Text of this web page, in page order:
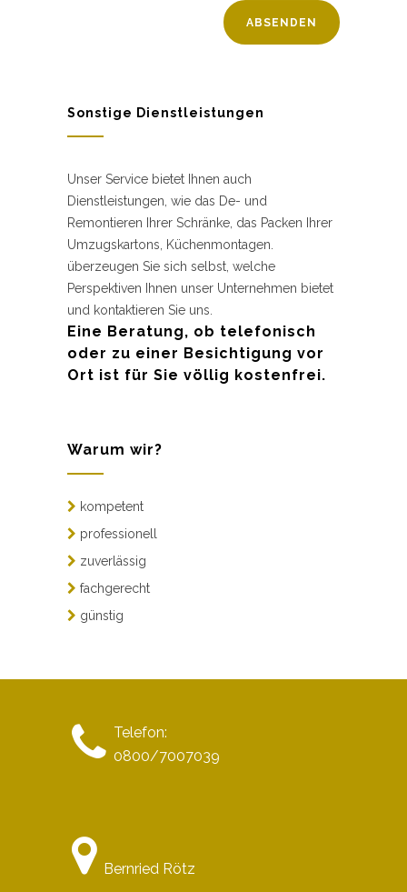
Sonstige Dienstleistungen
Unser Service bietet Ihnen auch
Dienstleistungen, wie das De- und
Remontieren Ihrer Schränke, das Packen Ihrer
Umzugskartons, Küchenmontagen.
überzeugen Sie sich selbst, welche
Perspektiven Ihnen unser Unternehmen bietet
und kontaktieren Sie uns.
Eine Beratung, ob telefonisch
oder zu einer Besichtigung vor
Ort ist für Sie völlig kostenfrei.
Warum wir?
kompetent
professionell
zuverlässig
fachgerecht
günstig
Telefon:
0800/7007039
Bernried Rötz